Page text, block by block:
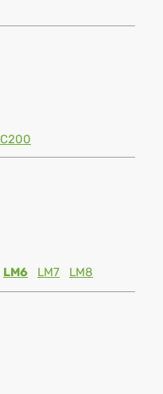
C200
LM6 LM7 LM8